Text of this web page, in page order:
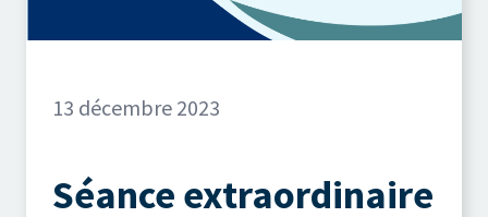
13 décembre 2023
Séance extraordinaire